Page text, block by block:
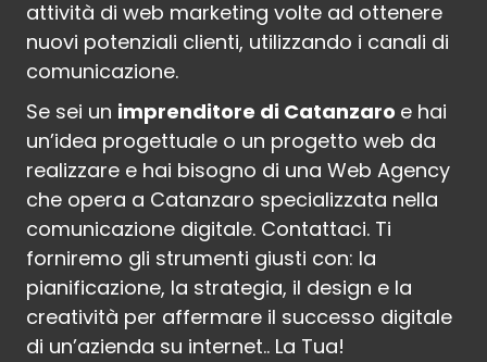
attività di web marketing volte ad ottenere
nuovi potenziali clienti, utilizzando i canali di
comunicazione.
Se sei un imprenditore di Catanzaro e hai
un’idea progettuale o un progetto web da
realizzare e hai bisogno di una Web Agency
che opera a Catanzaro specializzata nella
comunicazione digitale. Contattaci. Ti
forniremo gli strumenti giusti con: la
pianificazione, la strategia, il design e la
creatività per affermare il successo digitale
di un’azienda su internet.. La Tua!